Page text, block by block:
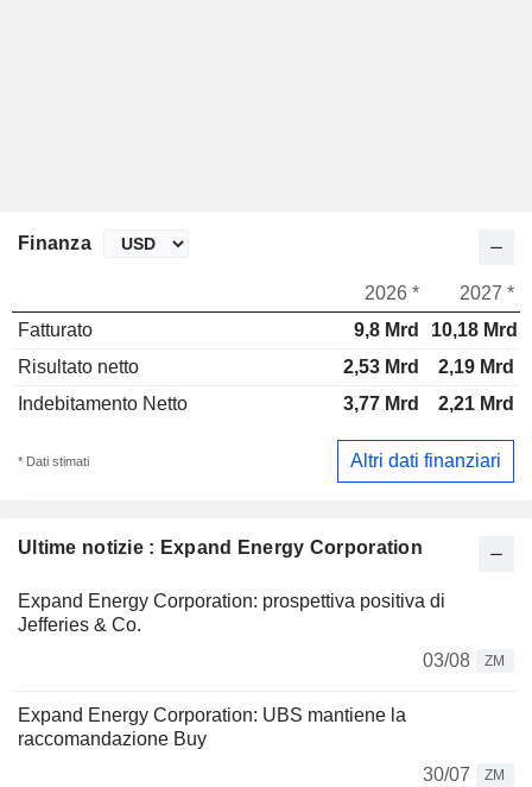
Ultime notizie : Expand Energy Corporation
Expand Energy Corporation: prospettiva positiva di
Jefferies & Co.
03/08
ZM
Expand Energy Corporation: UBS mantiene la
raccomandazione Buy
30/07
ZM
Finanza
2026 *
2027 *
Fatturato
9,8 Mrd
10,18 Mrd
Risultato netto
2,53 Mrd
2,19 Mrd
Indebitamento Netto
3,77 Mrd 2,21 Mrd
* Dati stimati Altri dati finanziari